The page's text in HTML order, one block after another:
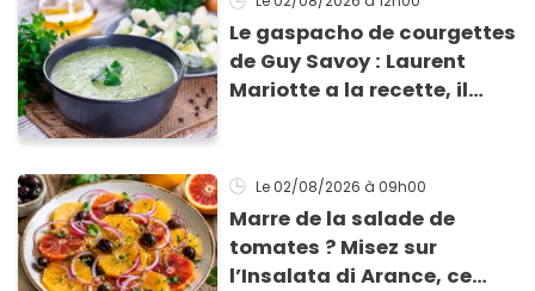
Le gaspacho de courgettes
de Guy Savoy : Laurent
Mariotte a la recette, il
Le 02/08/2026 à 09h00
Marre de la salade de
tomates ? Misez sur
l’Insalata di Arance, ce